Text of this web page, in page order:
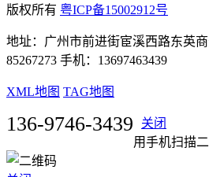
版权所有 粤ICP备15002912号
地址：广州市前进街宦溪西路东英
85267273 手机：13697463439
XML地图 TAG地图
136-9746-3439
关闭
用手机扫描